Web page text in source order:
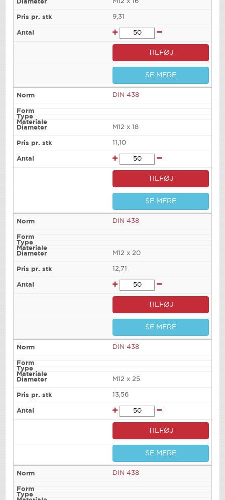
9,31
TILFØJ
SE MERE
DIN 438
M12 x 18
11,10
TILFØJ
SE MERE
DIN 438
M12 x 20
12,71
TILFØJ
SE MERE
DIN 438
M12 x 25
13,56
TILFØJ
SE MERE
DIN 438